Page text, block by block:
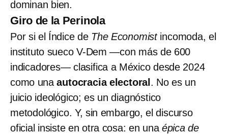
dominan bien.
Giro de la Perinola
Por si el Índice de The Economistincomoda, el
instituto sueco V-Dem —con más de 600
indicadores— clasifica a México desde 2024
como unaautocracia electoral . No es un
juicio ideológico; es un diagnóstico
metodológico. Y, sin embargo, el discurso
oficial insiste en otra cosa: en una épica de